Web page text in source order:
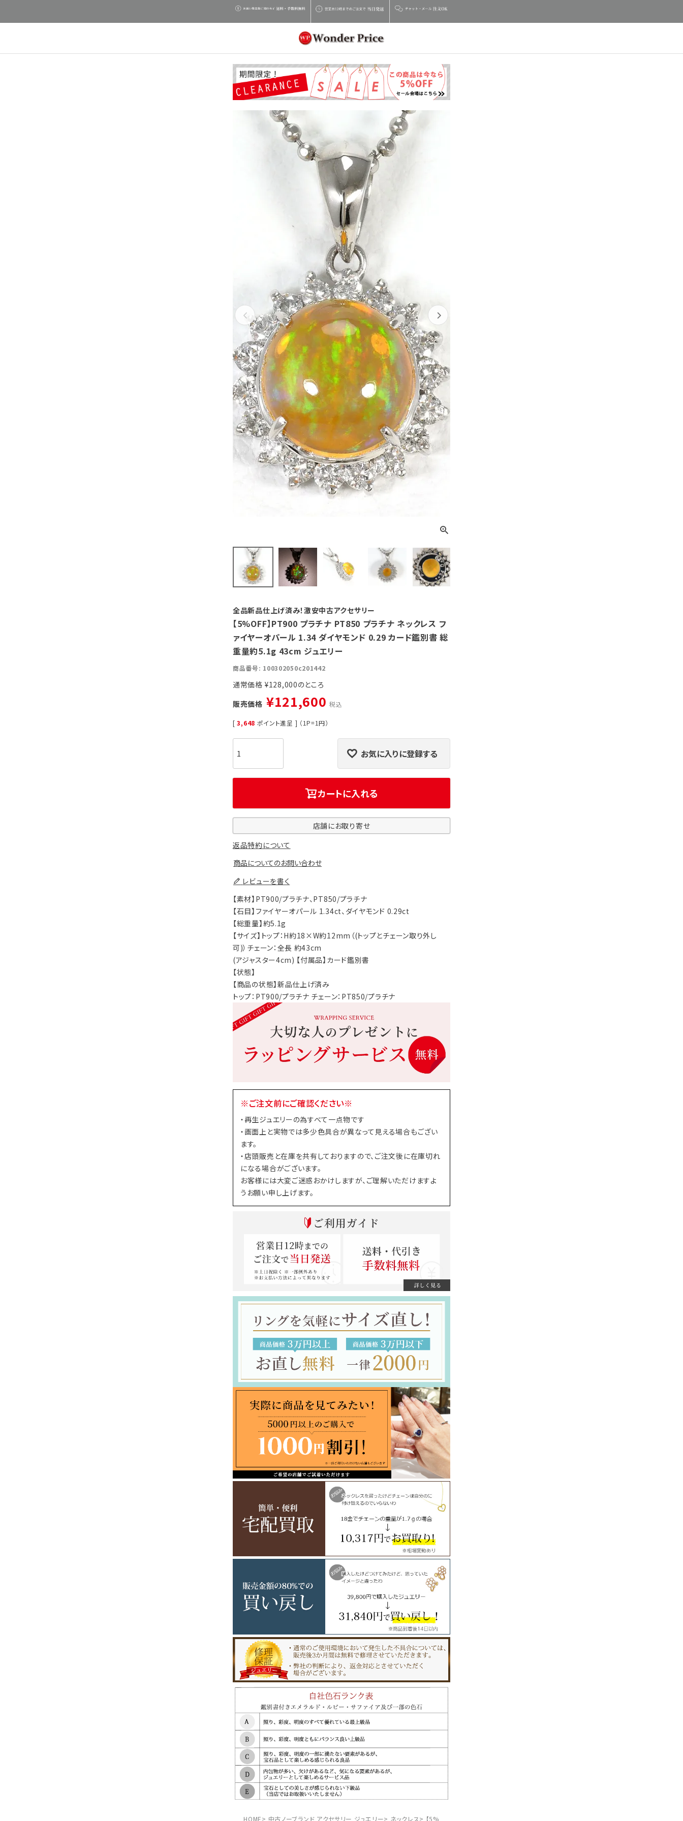
Previous Next
全品新品仕上げ済み！激安中古アクセサリー
【5%OFF】PT900 プラチナ PT850 プラチナ ネックレス フ
ァイヤーオパール 1.34 ダイヤモンド 0.29 カード鑑別書 総
重量約5.1g 43cm ジュエリー
商品番号 100302050c201442
通常価格 ¥128,000
販売価格 ¥121,600 税込
[3,648 ポイント進呈 ] （1P=1円）
お気に入りに登録する
カートに入れる
店舗にお取り寄せ
返品特約について
商品についてのお問い合わせ
レビューを書く
【素材】PT900/プラチナ、PT850/プラチナ
【石目】ファイヤーオパール 1.34ct、ダイヤモンド 0.29ct
【総重量】約5.1g
【サイズ】トップ：H約18×W約12mm（(トップとチェーン取り外し
可)）チェーン：全長 約43cm
(アジャスター4cm) 【付属品】カード鑑別書
【状態】
【商品の状態】新品仕上げ済み
トップ：PT900/プラチナ チェーン：PT850/プラチナ
※ご注文前にご確認ください※
・再生ジュエリーの為すべて一点物です
・画面上と実物では多少色具合が異なって見える場合もござい
ます。
・店頭販売と在庫を共有しておりますので、ご注文後に在庫切れ
になる場合がございます。
お客様には大変ご迷惑おかけしますが、ご理解いただけますよ
うお願い申し上げます。
HOME 中古ノーブランド アクセサリー ジュエリー ネックレス 【5%OFF】PT900 プラチナ PT850 プラチナ ネックレス ファイヤーオパール 1.34 ダイヤ